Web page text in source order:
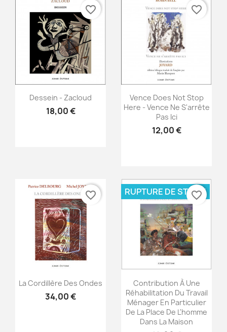
Aperçu rapide
Dessein - Zacloud
18,00 €
favorite_border
Aperçu rapide
Vence Does Not Stop
Here - Vence Ne S'arrête
Pas Ici
12,00 €
favorite_border
Aperçu rapide
La Cordillère Des Ondes
34,00 €
favorite_border
Aperçu rapide
Contribution À Une
Réhabilitation Du Travail
Ménager En Particulier
De La Place De L'homme
Dans La Maison
RUPTURE DE STOCK
favorite_border